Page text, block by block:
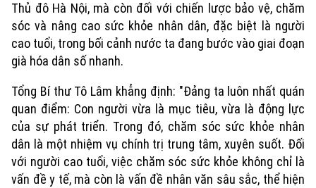
Thủ đô Hà Nội, mà còn đối với chiến lược bảo vệ, chăm
sóc và nâng cao sức khỏe nhân dân, đặc biệt là người
cao tuổi, trong bối cảnh nước ta đang bước vào giai đoạn
già hóa dân số nhanh.
Tổng Bí thư Tô Lâm khẳng định: "Đảng ta luôn nhất quán
quan điểm: Con người vừa là mục tiêu, vừa là động lực
của sự phát triển. Trong đó, chăm sóc sức khỏe nhân
dân là một nhiệm vụ chính trị trung tâm, xuyên suốt. Đối
với người cao tuổi, việc chăm sóc sức khỏe không chỉ là
vấn đề y tế, mà còn là vấn đề nhân văn sâu sắc, thể hiện